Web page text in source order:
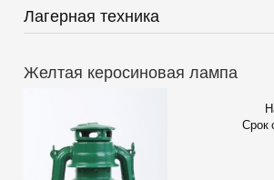
Лагерная техника
Желтая керосиновая лампа
Срок